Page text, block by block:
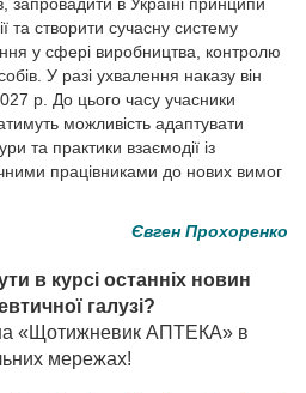
та створити сучасну систему
у сфері виробництва, контролю
У разі ухвалення наказу він
р. До цього часу учасники
можливість адаптувати
та практики взаємодії із
працівниками до нових вимог
Євген Прохоренко
в курсі останніх новин
галузі?
на «Щотижневик АПТЕКА» в
мережах!